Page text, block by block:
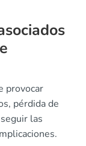
provocar
pérdida de
las